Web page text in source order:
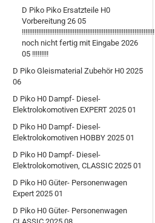
D Piko Piko Ersatzteile H0
Vorbereitung 26 05
!!!!!!!!!!!!!!!!!!!!!!!!!!!!!!!!!!!!!!!!!!!!!!!!!!!!!!!!!!!!!!!!!!!!!!!!!
noch nicht fertig mit Eingabe 2026
05 !!!!!!!!!
D Piko Gleismaterial Zubehör H0 2025
06
D Piko H0 Dampf- Diesel-
Elektrolokomotiven EXPERT 2025 01
D Piko H0 Dampf- Diesel-
Elektrolokomotiven HOBBY 2025 01
D Piko H0 Dampf- Diesel-
Elektrolokomotiven, CLASSIC 2025 01
D Piko H0 Güter- Personenwagen
Expert 2025 01
D Piko H0 Güter- Personenwagen